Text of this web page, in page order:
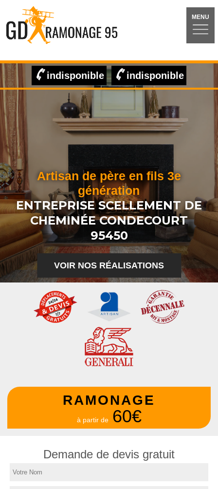
MENU
indisponible indisponible
Artisan de père en fils 3e
génération
ENTREPRISE SCELLEMENT DE
CHEMINÉE CONDECOURT
95450
VOIR NOS RÉALISATIONS
RAMONAGE
à partir de 60€
Demande de devis gratuit